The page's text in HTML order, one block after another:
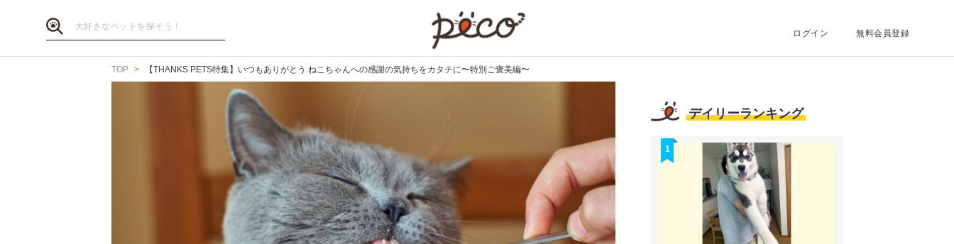
ログイン 無料会員登録
TOP 【THANKS PETS特集】いつもありがとう ねこちゃんへの感謝の気持ちをカタチに〜特別ご褒美編〜
デイリーランキング
1